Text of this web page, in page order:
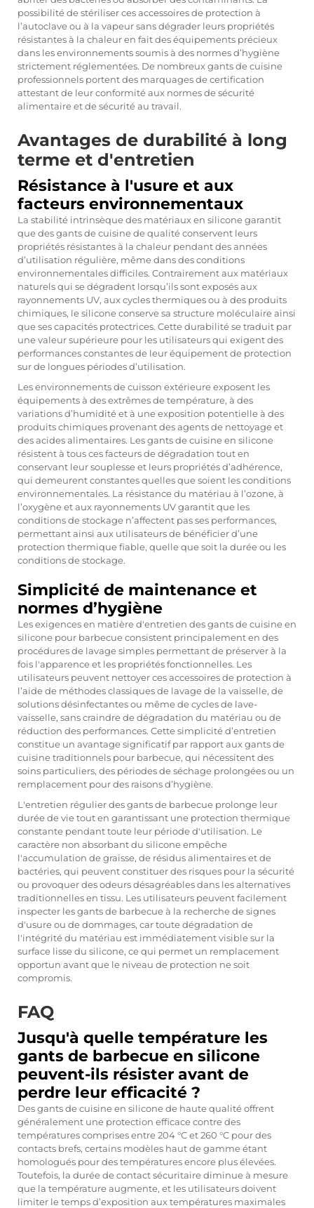
possibilité de stériliser ces accessoires de protection à
l’autoclave ou à la vapeur sans dégrader leurs propriétés
résistantes à la chaleur en fait des équipements précieux
dans les environnements soumis à des normes d’hygiène
strictement réglementées. De nombreux gants de cuisine
professionnels portent des marquages de certification
attestant de leur conformité aux normes de sécurité
alimentaire et de sécurité au travail.
Avantages de durabilité à long
terme et d'entretien
Résistance à l'usure et aux
facteurs environnementaux
La stabilité intrinsèque des matériaux en silicone garantit
que des gants de cuisine de qualité conservent leurs
propriétés résistantes à la chaleur pendant des années
d’utilisation régulière, même dans des conditions
environnementales difficiles. Contrairement aux matériaux
naturels qui se dégradent lorsqu’ils sont exposés aux
rayonnements UV, aux cycles thermiques ou à des produits
chimiques, le silicone conserve sa structure moléculaire ainsi
que ses capacités protectrices. Cette durabilité se traduit par
une valeur supérieure pour les utilisateurs qui exigent des
performances constantes de leur équipement de protection
sur de longues périodes d’utilisation.
Les environnements de cuisson extérieure exposent les
équipements à des extrêmes de température, à des
variations d’humidité et à une exposition potentielle à des
produits chimiques provenant des agents de nettoyage et
des acides alimentaires. Les gants de cuisine en silicone
résistent à tous ces facteurs de dégradation tout en
conservant leur souplesse et leurs propriétés d’adhérence,
qui demeurent constantes quelles que soient les conditions
environnementales. La résistance du matériau à l’ozone, à
l’oxygène et aux rayonnements UV garantit que les
conditions de stockage n’affectent pas ses performances,
permettant ainsi aux utilisateurs de bénéficier d’une
protection thermique fiable, quelle que soit la durée ou les
conditions de stockage.
Simplicité de maintenance et
normes d’hygiène
Les exigences en matière d'entretien des gants de cuisine en
silicone pour barbecue consistent principalement en des
procédures de lavage simples permettant de préserver à la
fois l'apparence et les propriétés fonctionnelles. Les
utilisateurs peuvent nettoyer ces accessoires de protection à
l’aide de méthodes classiques de lavage de la vaisselle, de
solutions désinfectantes ou même de cycles de lave-
vaisselle, sans craindre de dégradation du matériau ou de
réduction des performances. Cette simplicité d’entretien
constitue un avantage significatif par rapport aux gants de
cuisine traditionnels pour barbecue, qui nécessitent des
soins particuliers, des périodes de séchage prolongées ou un
remplacement pour des raisons d’hygiène.
L'entretien régulier des gants de barbecue prolonge leur
durée de vie tout en garantissant une protection thermique
constante pendant toute leur période d'utilisation. Le
caractère non absorbant du silicone empêche
l'accumulation de graisse, de résidus alimentaires et de
bactéries, qui peuvent constituer des risques pour la sécurité
ou provoquer des odeurs désagréables dans les alternatives
traditionnelles en tissu. Les utilisateurs peuvent facilement
inspecter les gants de barbecue à la recherche de signes
d'usure ou de dommages, car toute dégradation de
l'intégrité du matériau est immédiatement visible sur la
surface lisse du silicone, ce qui permet un remplacement
opportun avant que le niveau de protection ne soit
compromis.
FAQ
Jusqu'à quelle température les
gants de barbecue en silicone
peuvent-ils résister avant de
perdre leur efficacité ?
Des gants de cuisine en silicone de haute qualité offrent
généralement une protection efficace contre des
températures comprises entre 204 °C et 260 °C pour des
contacts brefs, certains modèles haut de gamme étant
homologués pour des températures encore plus élevées.
Toutefois, la durée de contact sécuritaire diminue à mesure
que la température augmente, et les utilisateurs doivent
limiter le temps d’exposition aux températures maximales